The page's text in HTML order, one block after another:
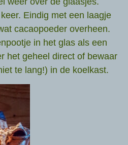
Eindig met een laagje
cacaopoeder overheen.
in het glas als een
het geheel direct of bewaar
te lang!) in de koelkast.